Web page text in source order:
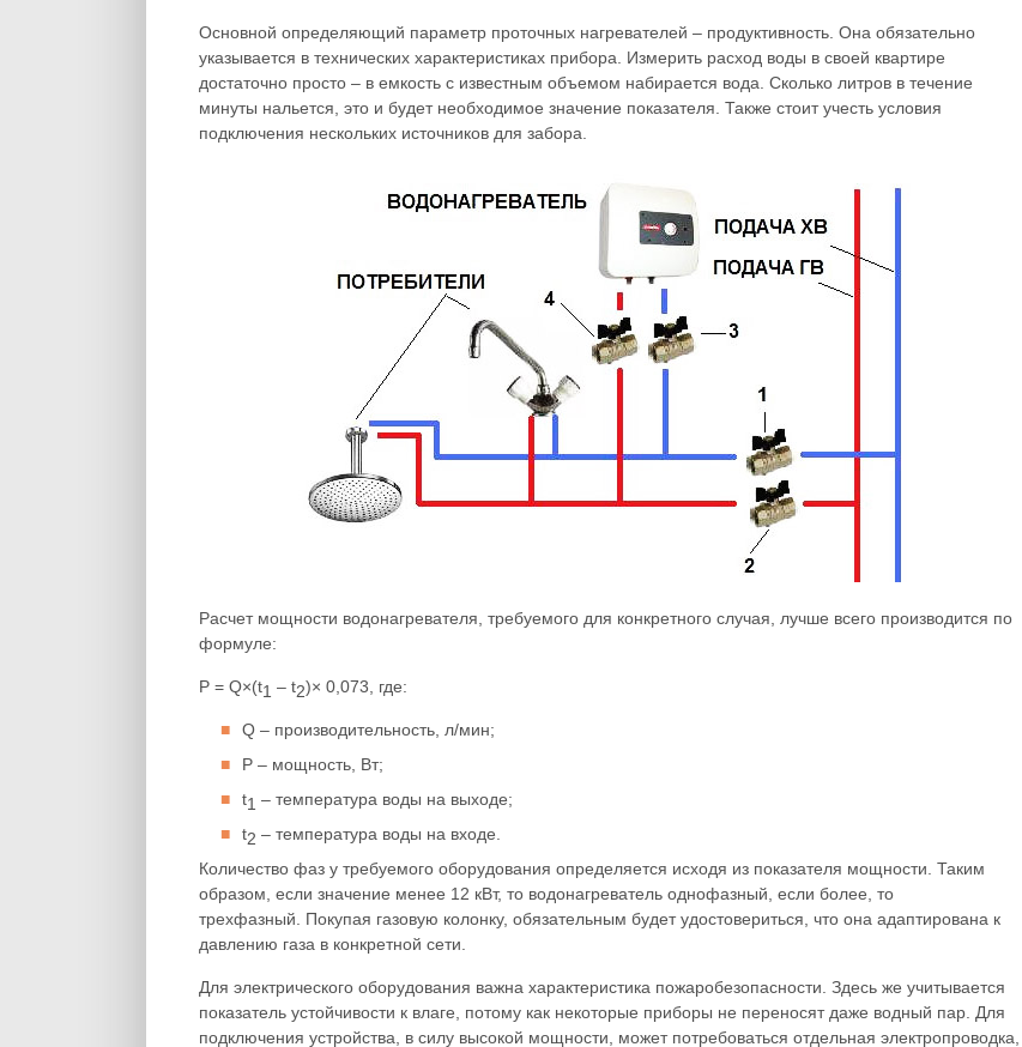
Основной определяющий параметр проточных нагревателей – продуктивность. Она обязательно
указывается в технических характеристиках прибора. Измерить расход воды в своей квартире
достаточно просто – в емкость с известным объемом набирается вода. Сколько литров в течение
минуты нальется, это и будет необходимое значение показателя. Также стоит учесть условия
подключения нескольких источников для забора.
Расчет мощности водонагревателя, требуемого для конкретного случая, лучше всего производится по
формуле:
P = Q×(t1 – t2)× 0,073, где:
Q – производительность, л/мин;
P – мощность, Вт;
t1 – температура воды на выходе;
t2 – температура воды на входе.
Количество фаз у требуемого оборудования определяется исходя из показателя мощности. Таким
образом, если значение менее 12 кВт, то водонагреватель однофазный, если более, то
трехфазный. Покупая газовую колонку, обязательным будет удостовериться, что она адаптирована к
давлению газа в конкретной сети.
Для электрического оборудования важна характеристика пожаробезопасности. Здесь же учитывается
показатель устойчивости к влаге, потому как некоторые приборы не переносят даже водный пар. Для
подключения устройства, в силу высокой мощности, может потребоваться отдельная электропроводка,